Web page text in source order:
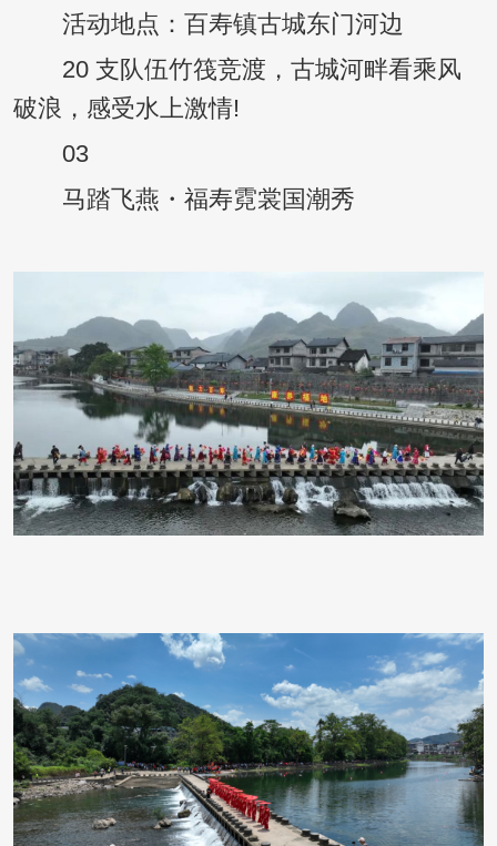
活动地点：百寿镇古城东门河边
20 支队伍竹筏竞渡，古城河畔看乘风
破浪，感受水上激情!
03
马踏飞燕・福寿霓裳国潮秀